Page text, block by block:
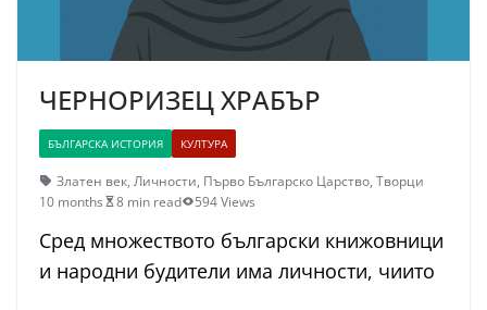
ЧЕРНОРИЗЕЦ ХРАБЪР
БЪЛГАРСКА ИСТОРИЯ КУЛТУРА
Златен век, Личности, Първо Българско Царство, Творци
10 months
8 min read 594 Views
Сред множеството български книжовници
и народни будители има личности, чиито